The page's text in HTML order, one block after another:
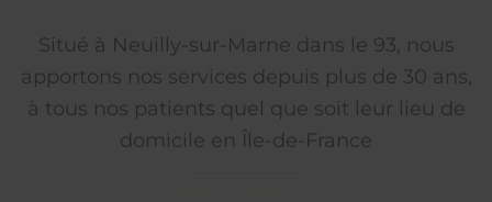
Situé à Neuilly-sur-Marne dans le 93, nous
apportons nos services depuis plus de 30 ans,
à tous nos patients quel que soit leur lieu de
domicile en Île-de-France